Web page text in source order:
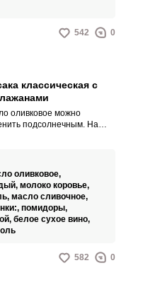
542 0
классическая с
оливковое можно
подсолнечным. На
оливковое,
молоко коровье,
масло сливочное,
помидоры,
белое сухое вино,
582 0